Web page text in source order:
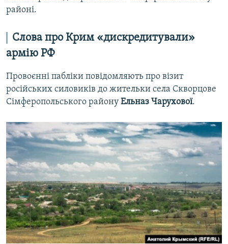
районі.
Слова про Крим «дискредитували»
армію РФ
Провоєнні пабліки повідомляють про візит
російських силовиків до жительки села Скворцове
Сімферопольського району Ельназ Чарухової.